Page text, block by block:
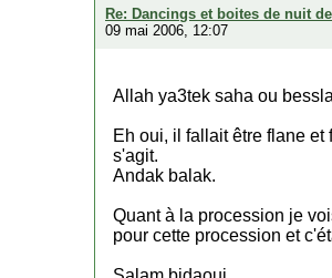
Re: Dancings et boites de nuit
09 mai 2006, 12:07
Allah ya3tek saha ou
Eh oui, il fallait être flane
s'agit.
Andak balak.
Quant à la procession je
pour cette procession et